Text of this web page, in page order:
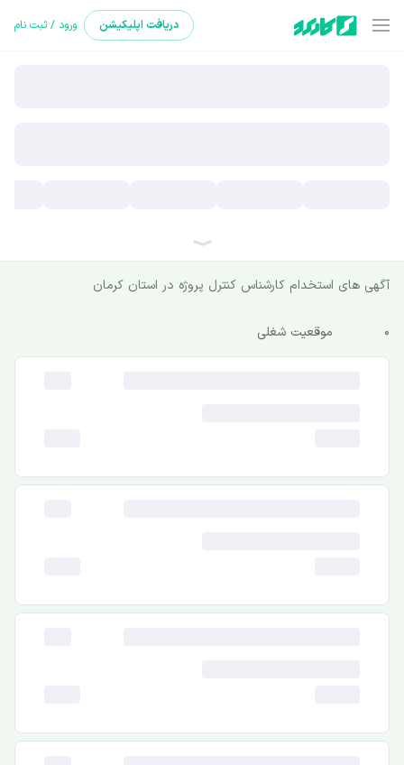
دریافت اپلیکیشن ورود / ثبت نام
آگهی های استخدام کارشناس کنترل پروژه در استان کرمان
0 موقعیت شغلی